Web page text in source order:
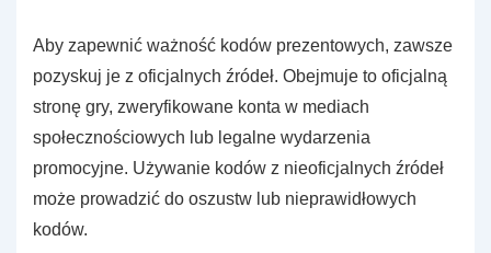
Aby zapewnić ważność kodów prezentowych, zawsze
pozyskuj je z oficjalnych źródeł. Obejmuje to oficjalną
stronę gry, zweryfikowane konta w mediach
społecznościowych lub legalne wydarzenia
promocyjne. Używanie kodów z nieoficjalnych źródeł
może prowadzić do oszustw lub nieprawidłowych
kodów.